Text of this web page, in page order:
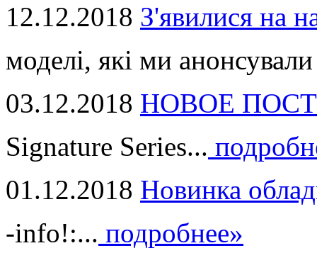
12.12.2018 З'явилися на
моделі, які ми
03.12.2018 НОВОЕ
Signature Series...
01.12.2018 Новинка
-info!:... подробнее»